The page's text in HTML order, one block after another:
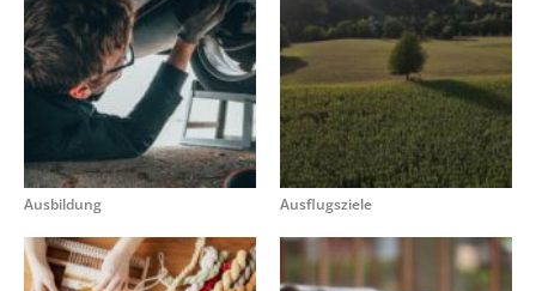
Ausbildung Ausflugsziele